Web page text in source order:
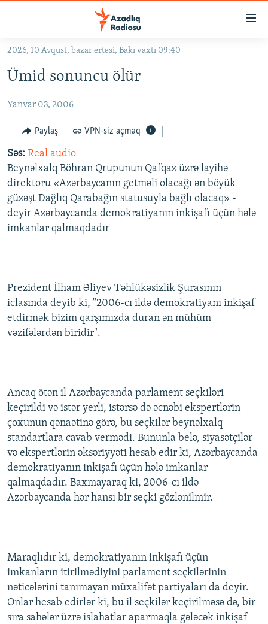
Əsas
qayıt
naviqasiyaya
Axtarışa
keç
KORRUPSIOMETR
#ƏSLINDƏ
FƏRQƏ BAX
QANUNI DOĞRU
ARAŞDIRMA
MULTIMEDIA
KARIKATURA
RADIO ARXIV
İSLAM VƏ DEMOKRATIYA
İZ - MƏDƏNIYYƏT PROQRAMI
PEŞƏ ETIKASI VƏ JURNALISTIKA STANDARTLARIMIZ
MATERIALLARIMIZDAN ISTIFADƏ
XƏBƏR BÜLLETENLƏRIMIZ
BIZI IZLƏ
2026, 10 Avqust, bazar ertəsi, Bakı vaxtı 09:40
Ümid sonuncu ölür
Yanvar 03, 2006
Paylaş VPN-siz açmaq
Səs: Real audio
Beynəlxalq Böhran Qrupunun Qafqaz üzrə layihə
direktoru «Azərbaycanın getməli olacağı ən böyük
güzəşt Dağlıq Qarabağın statusuyla bağlı olacaq» -
deyir Azərbaycanda demokratiyanın inkişafı üçün hələ
imkanlar qalmaqdadır
Prezident İlham Əliyev Təhlükəsizlik Şurasının
iclasında deyib ki, "2006-cı ildə demokratiyanı inkişaf
etdirmək bizim qarşımızda duran ən mühüm
vəzifələrdən biridir".
Ancaq ötən il Azərbaycanda parlament seçkiləri
keçirildi və istər yerli, istərsə də əcnəbi ekspertlərin
çoxunun qənaətinə görə, bu seçkilər beynəlxalq
standartlara cavab vermədi. Bununla belə, siyasətçilər
və ekspertlərin əksəriyyəti hesab edir ki, Azərbaycanda
demokratiyanın inkişafı üçün hələ imkanlar
qalmaqdadır. Baxmayaraq ki, 2006-cı ildə
Azərbaycanda hər hansı bir seçki gözlənilmir.
Maraqlıdır ki, demokratiyanın inkişafı üçün
imkanların itirilmədiyini parlament seçkilərinin
nəticələrini tanımayan müxalifət partiyaları da deyir.
Onlar hesab edirlər ki, bu il seçkilər keçirilməsə də, bir
sıra sahələr üzrə islahatlar aparmaqla gələcək inkişaf